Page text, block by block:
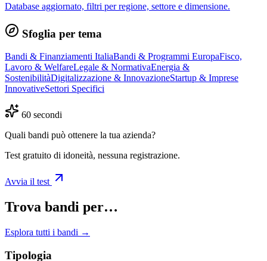
Database aggiornato, filtri per regione, settore e dimensione.
Sfoglia per tema
Bandi & Finanziamenti ItaliaBandi & Programmi EuropaFisco,
Lavoro & WelfareLegale & NormativaEnergia &
SostenibilitàDigitalizzazione & InnovazioneStartup & Imprese
InnovativeSettori Specifici
60 secondi
Quali bandi può ottenere la tua azienda?
Test gratuito di idoneità, nessuna registrazione.
Avvia il test
Trova bandi per…
Esplora tutti i bandi →
Tipologia